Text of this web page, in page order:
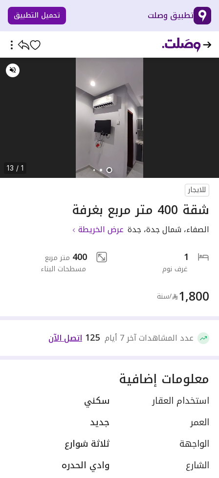
تطبيق وصلت تحميل التطبيق
1 / 13
للايجار
شقة 400 متر مربع بغرفة
الصفاء، شمال جدة، جدة عرض الخريطة
1
غرف نوم
400 متر مربع
مسطحات البناء
1,800 /سنة
عدد المشاهدات آخر 7 أيام 125 اتصل الآن
معلومات إضافية
استخدام العقار
سكني
العمر
جديد
الواجهة
ثلاثة شوارع
الشارع
وادي الحدره